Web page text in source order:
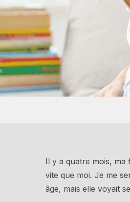
Il y a quatre mois, ma
vite que moi. Je me
âge, mais elle voyait